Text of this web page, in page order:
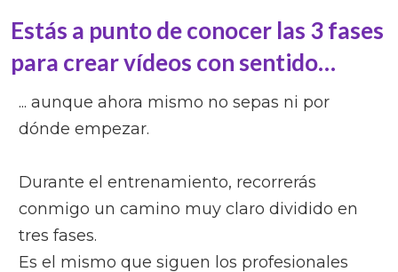
Estás a punto de conocer las 3 fases
para crear vídeos con sentido…
... aunque ahora mismo no sepas ni por
dónde empezar.
Durante el entrenamiento, recorrerás
conmigo un camino muy claro dividido en
tres fases.
Es el mismo que siguen los profesionales